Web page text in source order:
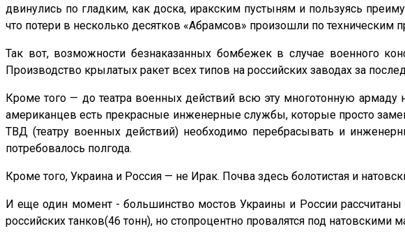
двинулись по гладким, как доска, иракским пустыням и пользуясь
что потери в несколько десятков «Абрамсов» произошли по техническим
Так вот, возможности безнаказанных бомбежек в случае военного
Производство крылатых ракет всех типов на российских заводах за
Кроме того — до театра военных действий всю эту многотонную
американцев есть прекрасные инженерные службы, которые просто
ТВД (театру военных действий) необходимо перебрасывать и
потребовалось полгода.
Кроме того, Украина и Россия — не Ирак. Почва здесь болотистая и
И еще один момент - большинство мостов Украины и России рассчитаны
российских танков(46 тонн), но стопроцентно провалятся под натовскими